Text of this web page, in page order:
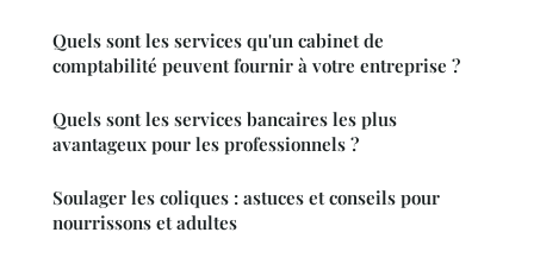
Quels sont les services qu'un cabinet de
comptabilité peuvent fournir à votre entreprise ?
Quels sont les services bancaires les plus
avantageux pour les professionnels ?
Soulager les coliques : astuces et conseils pour
nourrissons et adultes